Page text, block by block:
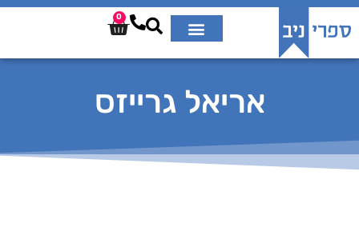
0
אריאל גרייזס